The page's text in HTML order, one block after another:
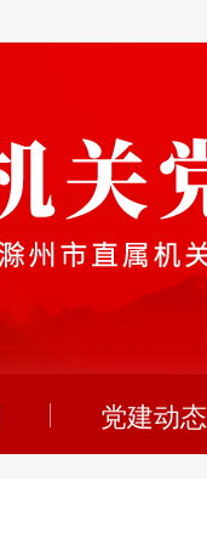
党建动态